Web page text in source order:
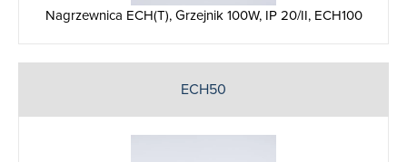
Nagrzewnica ECH(T), Grzejnik 100W, IP 20/II, ECH100
ECH50